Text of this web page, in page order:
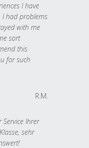
I have
I had problems
with me
sort
this
for such
R.M.
Ihrer
sehr